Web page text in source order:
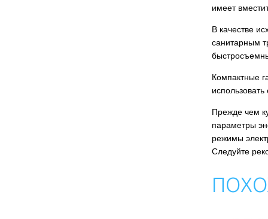
имеет
В качестве
санитарным
Компактные
Прежде чем
параметры
режимы
Следуйте